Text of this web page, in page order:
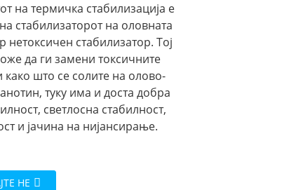
на термичка стабилизација е
стабилизаторот на оловната
нетоксичен стабилизатор. Тој
да ги замени токсичните
како што се солите на олово-
туку има и доста добра
светлосна стабилност,
и јачина на нијансирање.
НЕ